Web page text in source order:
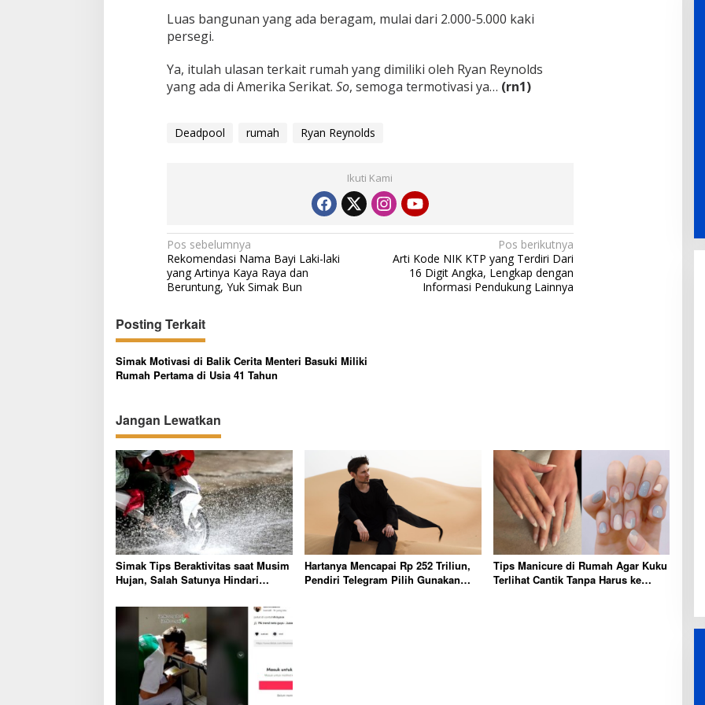
Luas bangunan yang ada beragam, mulai dari 2.000-5.000 kaki
persegi.
Ya, itulah ulasan terkait rumah yang dimiliki oleh Ryan Reynolds
yang ada di Amerika Serikat. So, semoga termotivasi ya… (rn1)
Deadpool rumah Ryan Reynolds
Ikuti Kami
N
a
v
i
g
a
s
p
o
s
Pos sebelumnya
Rekomendasi Nama Bayi Laki-laki
yang Artinya Kaya Raya dan
Beruntung, Yuk Simak Bun
Pos berikutnya
Arti Kode NIK KTP yang Terdiri Dari
16 Digit Angka, Lengkap dengan
Informasi Pendukung Lainnya
Posting Terkait
Simak Motivasi di Balik Cerita Menteri Basuki Miliki
Rumah Pertama di Usia 41 Tahun
Jangan Lewatkan
Simak Tips Beraktivitas saat Musim
Hujan, Salah Satunya Hindari
Hartanya Mencapai Rp 252 Triliun,
Pendiri Telegram Pilih Gunakan
Tips Manicure di Rumah Agar Kuku
Terlihat Cantik Tanpa Harus ke